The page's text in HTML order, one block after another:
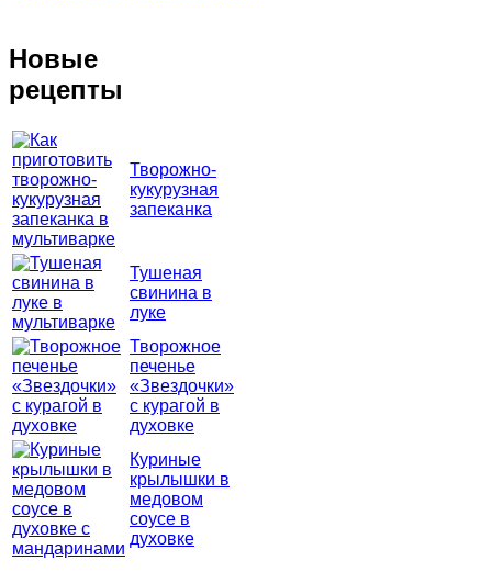
Новые
рецепты
Творожно-
кукурузная
запеканка
Тушеная
свинина в
луке
Творожное
печенье
«Звездочки»
с курагой в
духовке
Куриные
крылышки в
медовом
соусе в
духовке